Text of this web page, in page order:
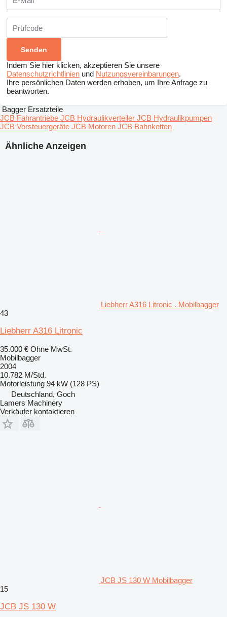
Indem Sie hier klicken, akzeptieren Sie unsere
Datenschutzrichtlinien und Nutzungsvereinbarungen.
Ihre persönlichen Daten werden erhoben, um Ihre Anfrage zu
beantworten.
Ähnliche Anzeigen
Liebherr A316 Litronic . Mobilbagger
43
Liebherr A316 Litronic
35.000 € Ohne MwSt.
Mobilbagger
2004
10.782 M/Std.
Motorleistung 94 kW (128 PS)
Deutschland, Goch
Lamers Machinery
Verkäufer kontaktieren
JCB JS 130 W Mobilbagger
15
JCB JS 130 W
Bagger Ersatzteile
JCB Fahrantriebe JCB Hydraulikverteiler JCB Hydraulikpumpen
JCB Vorsteuergeräte JCB Motoren JCB Bahnketten